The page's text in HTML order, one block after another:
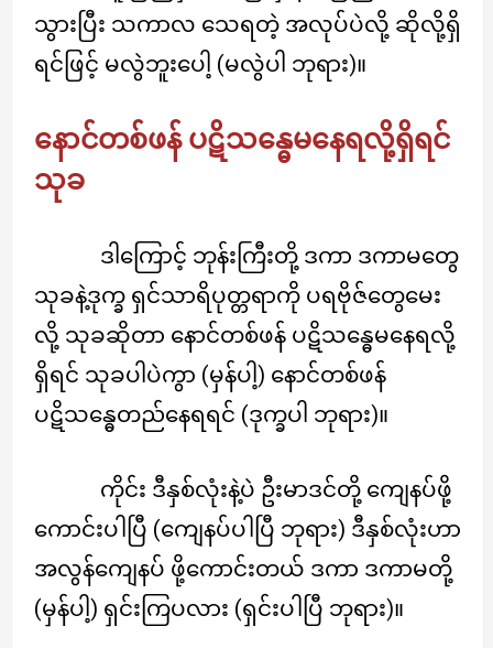
သွားပြီး သကာလ သေရတဲ့ အလုပ်ပဲလို့ ဆိုလို့ရှိ
ရင်ဖြင့် မလွဲဘူးပေါ့ (မလွဲပါ ဘုရား)။
နောင်တစ်ဖန် ပဋိသန္ဓေမနေရလို့ရှိရင်
သုခ
ဒါကြောင့် ဘုန်းကြီးတို့ ဒကာ ဒကာမတွေ
သုခနဲ့ဒုက္ခ ရှင်သာရိပုတ္တရာကို ပရဗိုဇ်တွေမေး
လို့ သုခဆိုတာ နောင်တစ်ဖန် ပဋိသန္ဓေမနေရလို့
ရှိရင် သုခပါပဲကွာ (မှန်ပါ့) နောင်တစ်ဖန်
ပဋိသန္ဓေတည်နေရရင် (ဒုက္ခပါ ဘုရား)။
ကိုင်း ဒီနှစ်လုံးနဲ့ပဲ ဦးမာဒင်တို့ ကျေနပ်ဖို့
ကောင်းပါပြီ (ကျေနပ်ပါပြီ ဘုရား) ဒီနှစ်လုံးဟာ
အလွန်ကျေနပ် ဖို့ကောင်းတယ် ဒကာ ဒကာမတို့
(မှန်ပါ့) ရှင်းကြပလား (ရှင်းပါပြီ ဘုရား)။